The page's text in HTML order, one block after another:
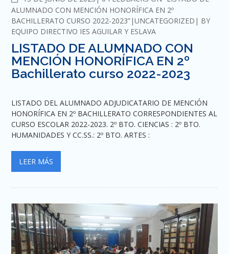
ALUMNADO CON MENCIÓN HONORÍFICA EN 2º
BACHILLERATO CURSO 2022-2023” UNCATEGORIZED
BY
EQUIPO DIRECTIVO IES AGUILAR Y ESLAVA
LISTADO DE ALUMNADO CON
MENCIÓN HONORÍFICA EN 2º
Bachillerato curso 2022-2023
LISTADO DEL ALUMNADO ADJUDICATARIO DE MENCIÓN
HONORÍFICA EN 2º BACHILLERATO CORRESPONDIENTES AL
CURSO ESCOLAR 2022-2023. 2º BTO. CIENCIAS : 2º BTO.
HUMANIDADES Y CC.SS.: 2º BTO. ARTES :
LEER MÁS